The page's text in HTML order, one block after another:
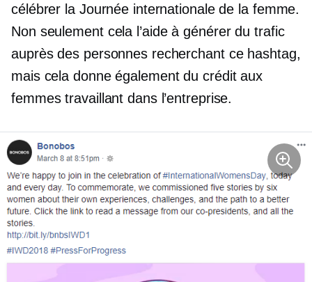
célébrer la Journée internationale de la femme.
Non seulement cela l’aide à générer du trafic
auprès des personnes recherchant ce hashtag,
mais cela donne également du crédit aux
femmes travaillant dans l’entreprise.